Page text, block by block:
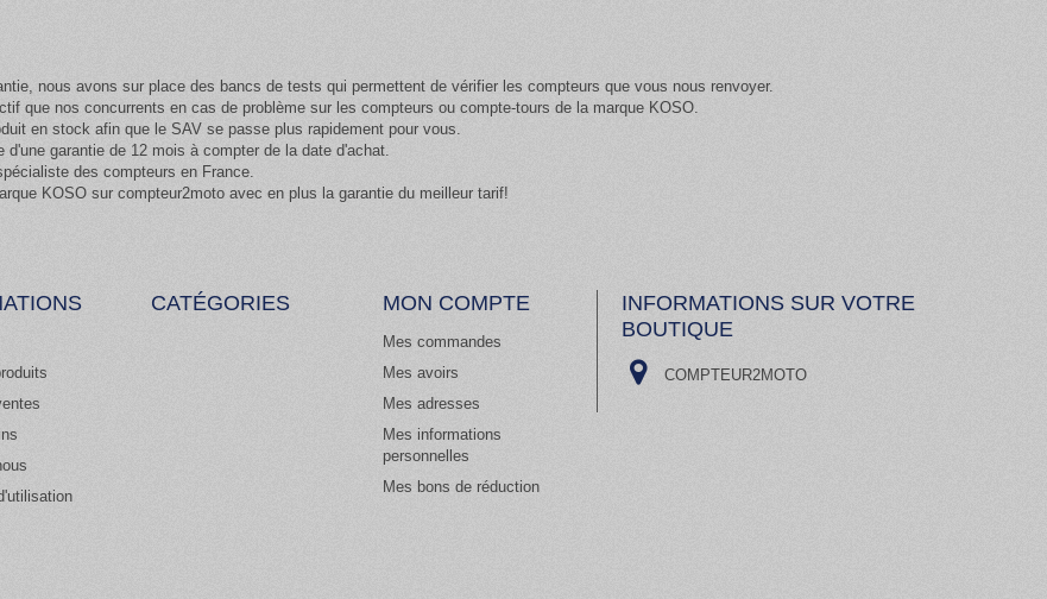
nous avons sur place des bancs de tests qui permettent de vérifier les compteurs que vous nous renvoyer.
que nos concurrents en cas de problème sur les compteurs ou compte-tours de la marque KOSO.
en stock afin que le SAV se passe plus rapidement pour vous.
garantie de 12 mois à compter de la date d'achat.
des compteurs en France.
KOSO sur compteur2moto avec en plus la garantie du meilleur tarif!
CATÉGORIES MON COMPTE
Mes commandes
Mes avoirs
Mes adresses
Mes informations
personnelles
Mes bons de réduction
INFORMATIONS SUR VOTRE
BOUTIQUE
COMPTEUR2MOTO